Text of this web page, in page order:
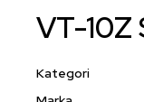
VT-10Z
Kategori